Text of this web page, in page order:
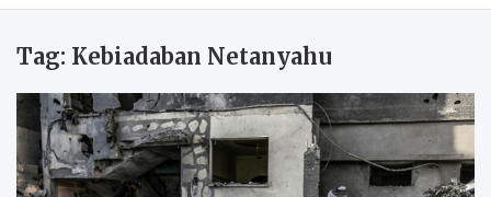
Tag: Kebiadaban Netanyahu